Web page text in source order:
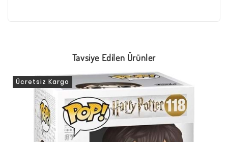
Tavsiye Edilen Ürünler
Ücretsiz Kargo